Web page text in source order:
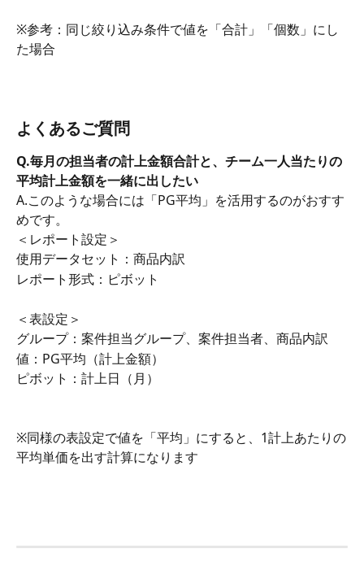
※参考：同じ絞り込み条件で値を「合計」「個数」にし
た場合
よくあるご質問
Q.毎月の担当者の計上金額合計と、チーム一人当たりの
平均計上金額を一緒に出したい
A.このような場合には「PG平均」を活用するのがおすす
めです。
＜レポート設定＞
使用データセット：商品内訳
レポート形式：ピボット
＜表設定＞
グループ：案件担当グループ、案件担当者、商品内訳
値：PG平均（計上金額）
ピボット：計上日（月）
※同様の表設定で値を「平均」にすると、1計上あたりの
平均単価を出す計算になります